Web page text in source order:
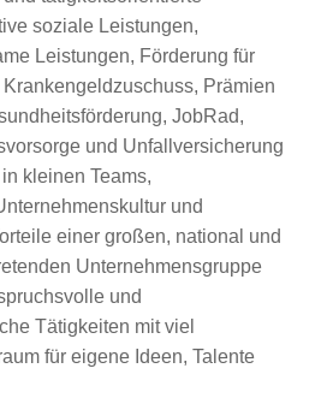
soziale Leistungen,
Leistungen, Förderung für
Prämien
JobRad,
und Unfallversicherung
kleinen Teams,
und
einer großen, national und
Unternehmensgruppe
und
Tätigkeiten mit viel
für eigene Ideen, Talente